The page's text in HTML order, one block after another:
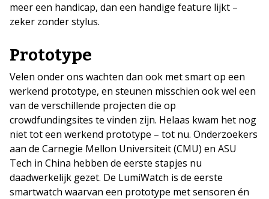
meer een handicap, dan een handige feature lijkt –
zeker zonder stylus.
Prototype
Velen onder ons wachten dan ook met smart op een
werkend prototype, en steunen misschien ook wel een
van de verschillende projecten die op
crowdfundingsites te vinden zijn. Helaas kwam het nog
niet tot een werkend prototype – tot nu. Onderzoekers
aan de Carnegie Mellon Universiteit (CMU) en ASU
Tech in China hebben de eerste stapjes nu
daadwerkelijk gezet. De LumiWatch is de eerste
smartwatch waarvan een prototype met sensoren én